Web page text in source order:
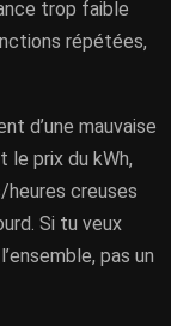
trop faible
répétées,
d’une mauvaise
le prix du kWh,
heures creuses
Si tu veux
pas un